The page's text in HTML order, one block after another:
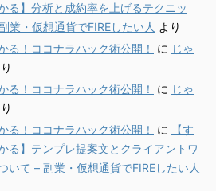
る】分析と成約率を上げるテクニッ
業・仮想通貨でFIREしたい人 より
る！ココナラハック術公開！
に じゃ
る！ココナラハック術公開！
に じゃ
る！ココナラハック術公開！
に
【す
る】テンプレ提案文とクライアントワ
いて – 副業・仮想通貨でFIREしたい人